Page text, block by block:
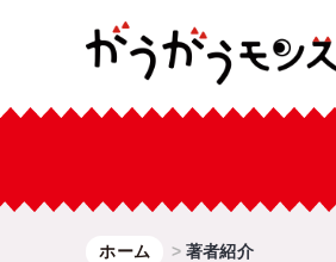
ホーム 著者紹介